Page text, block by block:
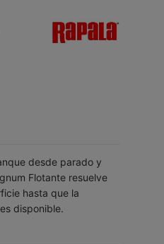
desde parado y
Flotante resuelve
hasta que la
disponible.